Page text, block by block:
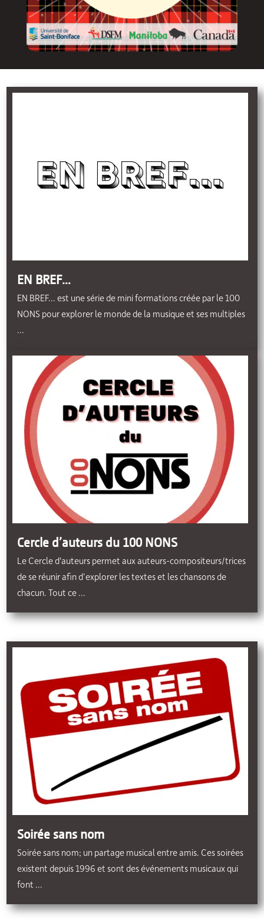
EN BREF…
EN BREF... est une série de mini formations créée par le 100
NONS pour explorer le monde de la musique et ses multiples
...
Cercle d’auteurs du 100 NONS
Le Cercle d'auteurs permet aux auteurs-compositeurs/trices
de se réunir afin d’explorer les textes et les chansons de
chacun. Tout ce ...
Soirée sans nom
Soirée sans nom; un partage musical entre amis. Ces soirées
existent depuis 1996 et sont des événements musicaux qui
font ...